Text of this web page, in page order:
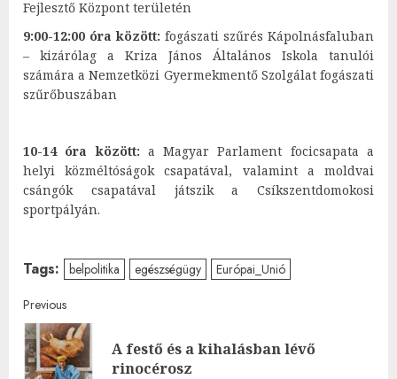
Fejlesztő Központ területén
9:00-12:00 óra között: fogászati szűrés Kápolnásfaluban
– kizárólag a Kriza János Általános Iskola tanulói
számára a Nemzetközi Gyermekmentő Szolgálat fogászati
szűrőbuszában
10-14 óra között: a Magyar Parlament focicsapata a
helyi közméltóságok csapatával, valamint a moldvai
csángók csapatával játszik a Csíkszentdomokosi
sportpályán.
Tags: belpolitika egészségügy Európai_Unió
Post
navigation
Previous
A festő és a kihalásban lévő
rinocérosz